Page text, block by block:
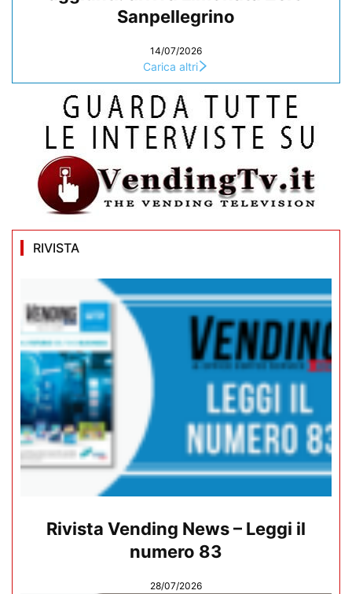
Sanpellegrino
14/07/2026
Carica altri
RIVISTA
Rivista Vending News – Leggi il
numero 83
28/07/2026